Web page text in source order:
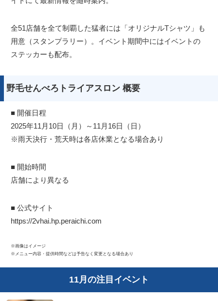
全51店舗を全て制覇した猛者には「オリジナルTシャツ」も
用意（スタンプラリー）。イベント期間中にはイベントの
ステッカーも配布。
野毛せんべろトライアスロン 概要
■ 開催日程
2025年11月10日（月）～11月16日（日）
※雨天決行・荒天時は各店休業となる場合あり
■ 開始時間
店舗により異なる
■ 公式サイト
https://2vhai.hp.peraichi.com
※画像はイメージ
※メニュー内容・提供時間などは予告なく変更となる場合あり
11月の注目イベント